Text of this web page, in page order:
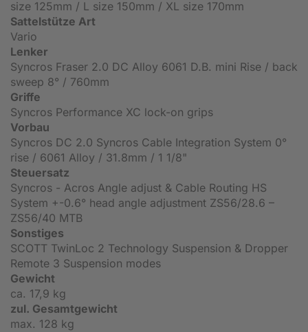
size 125mm / L size 150mm / XL size 170mm
Sattelstütze Art
Vario
Lenker
Syncros Fraser 2.0 DC Alloy 6061 D.B. mini Rise / back
sweep 8° / 760mm
Griffe
Syncros Performance XC lock-on grips
Vorbau
Syncros DC 2.0 Syncros Cable Integration System 0°
rise / 6061 Alloy / 31.8mm / 1 1/8"
Steuersatz
Syncros - Acros Angle adjust & Cable Routing HS
System +-0.6° head angle adjustment ZS56/28.6 –
ZS56/40 MTB
Sonstiges
SCOTT TwinLoc 2 Technology Suspension & Dropper
Remote 3 Suspension modes
Gewicht
ca. 17,9 kg
zul. Gesamtgewicht
max. 128 kg